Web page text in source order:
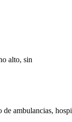
alto, sin
ambulancias,